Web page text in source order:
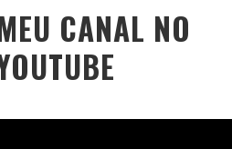
CANAL NO